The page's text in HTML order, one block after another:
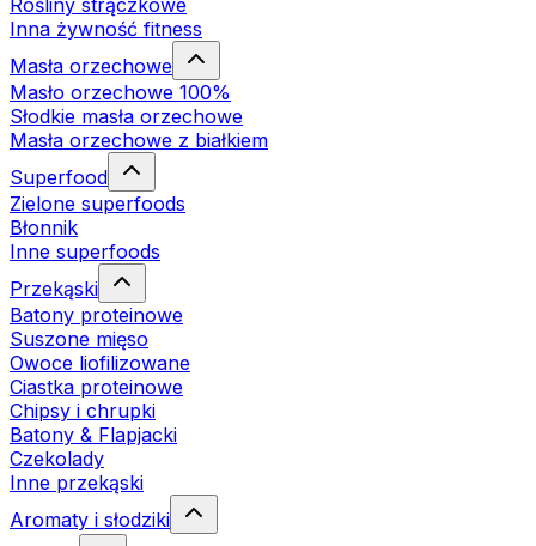
Rośliny strączkowe
Inna żywność fitness
Masła orzechowe
Masło orzechowe 100%
Słodkie masła orzechowe
Masła orzechowe z białkiem
Superfood
Zielone superfoods
Błonnik
Inne superfoods
Przekąski
Batony proteinowe
Suszone mięso
Owoce liofilizowane
Ciastka proteinowe
Chipsy i chrupki
Batony & Flapjacki
Czekolady
Inne przekąski
Aromaty i słodziki